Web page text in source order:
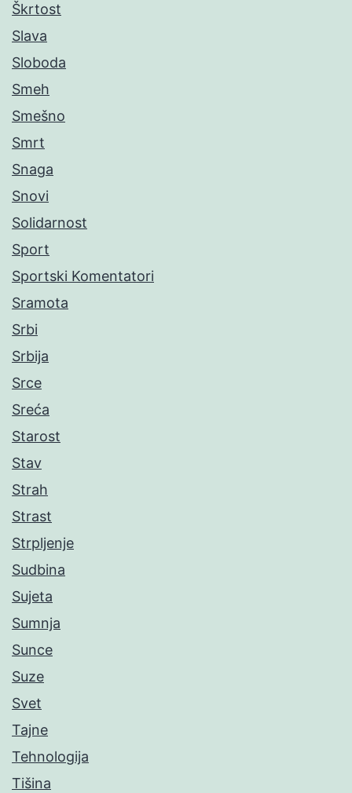
Škrtost
Slava
Sloboda
Smeh
Smešno
Smrt
Snaga
Snovi
Solidarnost
Sport
Sportski Komentatori
Sramota
Srbi
Srbija
Srce
Sreća
Starost
Stav
Strah
Strast
Strpljenje
Sudbina
Sujeta
Sumnja
Sunce
Suze
Svet
Tajne
Tehnologija
Tišina